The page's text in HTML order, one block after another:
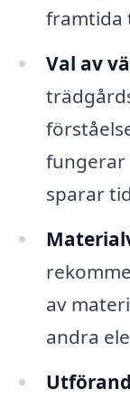
framtida
Val av
fungerar
sparar
av
andra